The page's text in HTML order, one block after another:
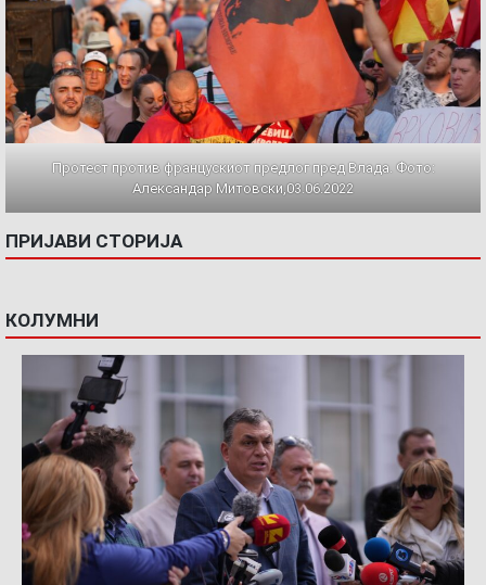
Протест против францускиот предлог пред Влада. Фото:
Александар Митовски,03.06.2022
ПРИЈАВИ СТОРИЈА
КОЛУМНИ